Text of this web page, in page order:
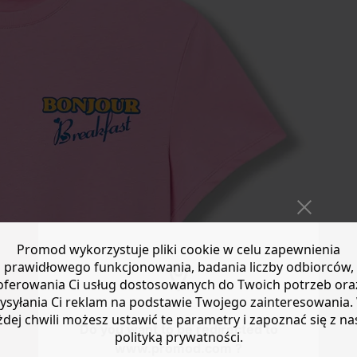
Do you want to be redirected to
www.promod.com ?
Promod wykorzystuje pliki cookie w celu zapewnienia
prawidłowego funkcjonowania, badania liczby odbiorców,
Ci usług dostosowanych do Twoich potrzeb
Ci reklam na podstawie Twojego zainteresowania.
chwili możesz ustawić te parametry i zapoznać się z
polityką prywatności.